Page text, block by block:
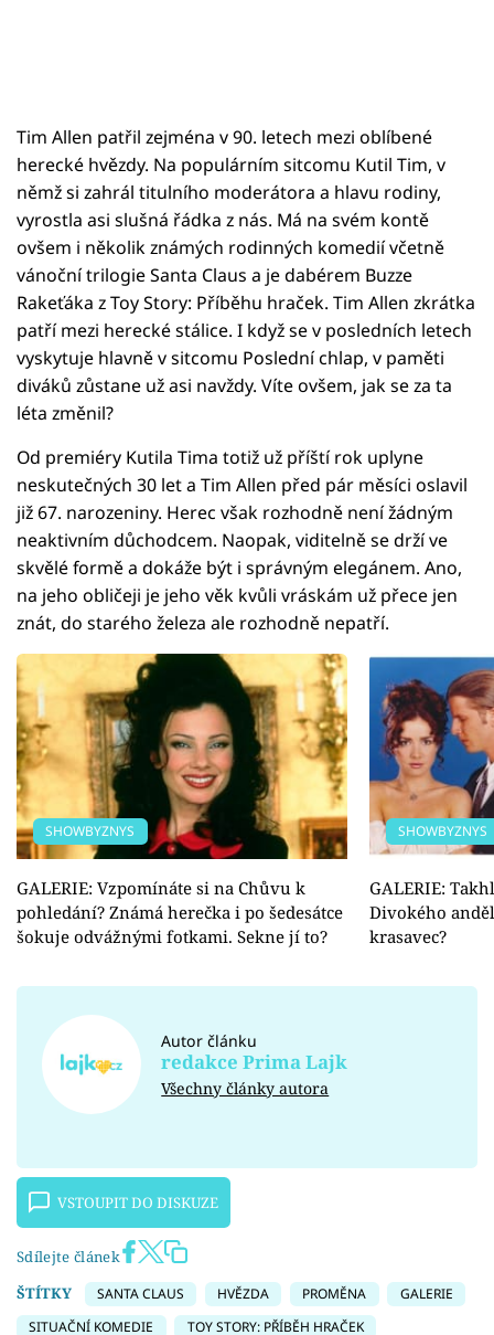
Tim Allen patřil zejména v 90. letech mezi oblíbené
herecké hvězdy. Na populárním sitcomu Kutil Tim, v
němž si zahrál titulního moderátora a hlavu rodiny,
vyrostla asi slušná řádka z nás. Má na svém kontě
ovšem i několik známých rodinných komedií včetně
vánoční trilogie Santa Claus a je dabérem Buzze
Rakeťáka z Toy Story: Příběhu hraček. Tim Allen zkrátka
patří mezi herecké stálice. I když se v posledních letech
vyskytuje hlavně v sitcomu Poslední chlap, v paměti
diváků zůstane už asi navždy. Víte ovšem, jak se za ta
léta změnil?
Od premiéry Kutila Tima totiž už příští rok uplyne
neskutečných 30 let a Tim Allen před pár měsíci oslavil
již 67. narozeniny. Herec však rozhodně není žádným
neaktivním důchodcem. Naopak, viditelně se drží ve
skvělé formě a dokáže být i správným elegánem. Ano,
na jeho obličeji je jeho věk kvůli vráskám už přece jen
znát, do starého železa ale rozhodně nepatří.
SHOWBYZNYS
GALERIE: Vzpomínáte si na Chůvu k
pohledání? Známá herečka i po šedesátce
šokuje odvážnými fotkami. Sekne jí to?
SHOWBYZNYS
GALERIE:
Divokého
krasavec?
Autor článku
redakce Prima Lajk
Všechny články autora
VSTOUPIT DO DISKUZE
Sdílejte článek
ŠTÍTKY
SANTA CLAUS HVĚZDA PROMĚNA
GALERIE
SITUAČNÍ KOMEDIE
TOY STORY: PŘÍBĚH HRAČEK